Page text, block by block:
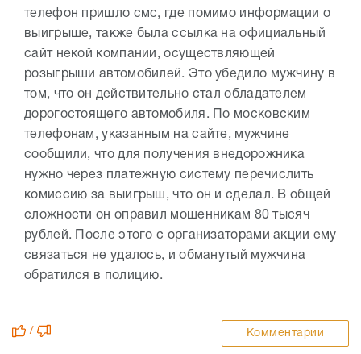
телефон пришло смс, где помимо информации о
выигрыше, также была ссылка на официальный
сайт некой компании, осуществляющей
розыгрыши автомобилей. Это убедило мужчину в
том, что он действительно стал обладателем
дорогостоящего автомобиля. По московским
телефонам, указанным на сайте, мужчине
сообщили, что для получения внедорожника
нужно через платежную систему перечислить
комиссию за выигрыш, что он и сделал. В общей
сложности он оправил мошенникам 80 тысяч
рублей. После этого с организаторами акции ему
связаться не удалось, и обманутый мужчина
обратился в полицию.
/ Комментарии